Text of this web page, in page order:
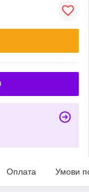
Оплата Умови